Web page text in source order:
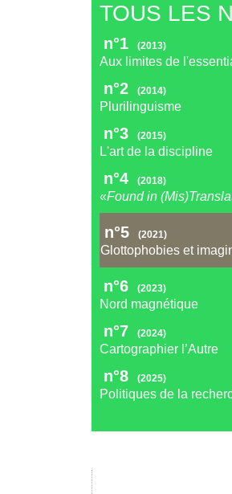
TOUS LES
n°1 (2013)
Aux limites de
n°2 (2014)
Plurilinguisme
n°3 (2015)
L'art de la discipline
n°4 (2018)
«Found in
n°5 (2021)
Glottophobies et
n°6 (2023)
Nord magnétique
n°7 (2024)
Cartographier l’Autre
n°8 (2025)
Politiques de la